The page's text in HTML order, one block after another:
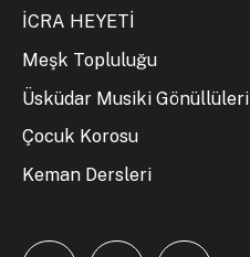
İCRA HEYETİ
Meşk Topluluğu
Üsküdar Musiki Gönüllüleri
Çocuk Korosu
Keman Dersleri